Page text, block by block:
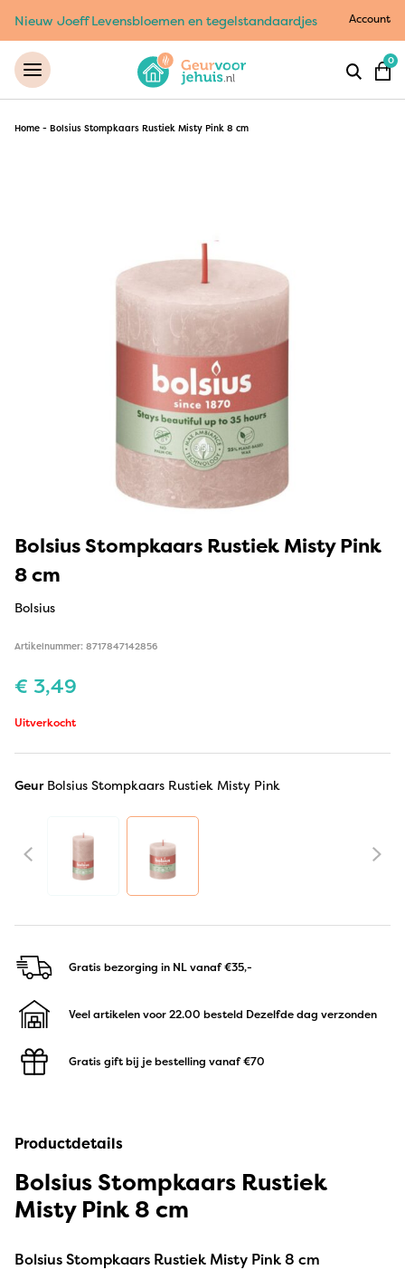
Nieuw Joeff Levensbloemen en tegelstandaardjes Account
0
Home - Bolsius Stompkaars Rustiek Misty Pink 8 cm
Bolsius Stompkaars Rustiek Misty Pink
8 cm
Bolsius
Artikelnummer: 8717847142856
€ 3,49
Uitverkocht
Geur Bolsius Stompkaars Rustiek Misty Pink
Gratis bezorging in NLvanaf €35,-
Veel artikelen voor 22.00 besteld Dezelfde dag verzonden
Gratis gift bij je bestelling vanaf €70
Productdetails
Bolsius Stompkaars Rustiek
Misty Pink 8 cm
Bolsius Stompkaars Rustiek Misty Pink 8 cm